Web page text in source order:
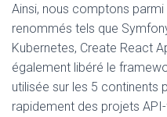
Ainsi, nous comptons
renommés tels que
Kubernetes, Create React
également libéré le
utilisée sur les 5 continents
rapidement des projets